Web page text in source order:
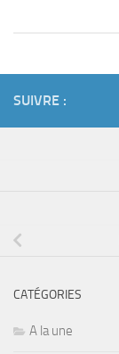
SUIVRE :
CATÉGORIES
A la une